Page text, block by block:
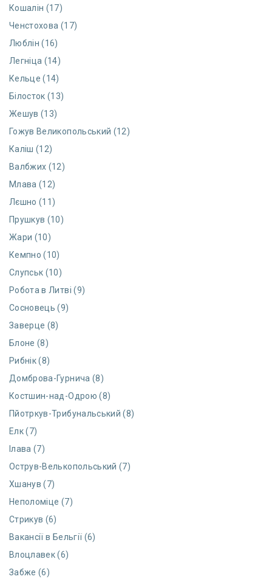
Кошалін (17)
Ченстохова (17)
Люблін (16)
Легніца (14)
Кельце (14)
Білосток (13)
Жешув (13)
Гожув Великопольський (12)
Каліш (12)
Валбжих (12)
Млава (12)
Лєшно (11)
Прушкув (10)
Жари (10)
Кемпно (10)
Слупськ (10)
Робота в Литві (9)
Сосновець (9)
Заверце (8)
Блоне (8)
Рибнік (8)
Домброва-Гурнича (8)
Костшин-над-Одрою (8)
Пйотркув-Трибунальський (8)
Елк (7)
Ілава (7)
Острув-Велькопольський (7)
Хшанув (7)
Неполоміце (7)
Стрикув (6)
Вакансії в Бельгії (6)
Влоцлавек (6)
Забже (6)